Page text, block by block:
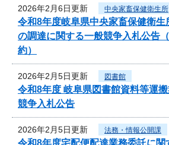
2026年2月6日更新 中央家畜保健衛生所
令和8年度岐阜県中央家畜保健衛生
の調達に関する一般競争入札公告
約）
2026年2月5日更新 図書館
令和8年度 岐阜県図書館資料等運
競争入札公告
2026年2月5日更新 法務・情報公開課
令和8年度宅配便配達業務委託に関